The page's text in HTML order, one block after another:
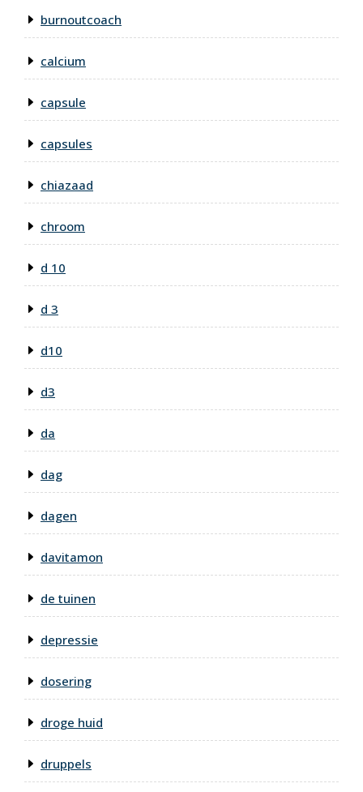
burnoutcoach
calcium
capsule
capsules
chiazaad
chroom
d 10
d 3
d10
d3
da
dag
dagen
davitamon
de tuinen
depressie
dosering
droge huid
druppels